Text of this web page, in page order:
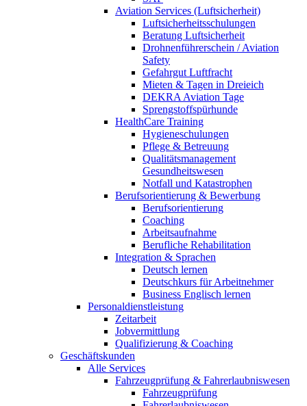
Aviation Services (Luftsicherheit)
Luftsicherheitsschulungen
Beratung Luftsicherheit
Drohnenführerschein / Aviation
Safety
Gefahrgut Luftfracht
Mieten & Tagen in Dreieich
DEKRA Aviation Tage
Sprengstoffspürhunde
HealthCare Training
Hygieneschulungen
Pflege & Betreuung
Qualitätsmanagement
Gesundheitswesen
Notfall und Katastrophen
Berufsorientierung & Bewerbung
Berufsorientierung
Coaching
Arbeitsaufnahme
Berufliche Rehabilitation
Integration & Sprachen
Deutsch lernen
Deutschkurs für Arbeitnehmer
Business Englisch lernen
Personaldienstleistung
Zeitarbeit
Jobvermittlung
Qualifizierung & Coaching
Geschäftskunden
Alle Services
Fahrzeugprüfung & Fahrerlaubniswesen
Fahrzeugprüfung